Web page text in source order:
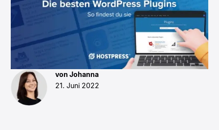
von Johanna
21. Juni 2022